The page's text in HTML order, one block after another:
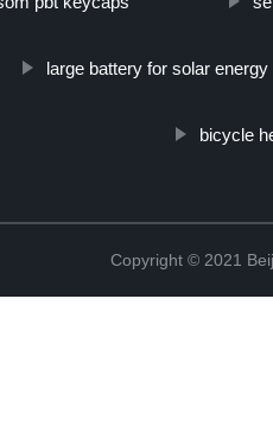
large battery for solar
bicycle
Copyright © 2021